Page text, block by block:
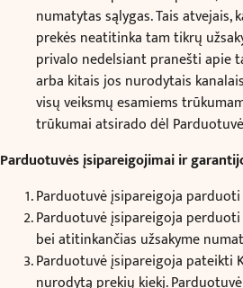
numatytas sąlygas. Tais
prekės neatitinka tam tikrų
privalo nedelsiant pranešti apie
arba kitais jos nurodytais
visų veiksmų esamiems
trūkumai atsirado dėl
Parduotuvės įsipareigojimai ir
Parduotuvė įsipareigoja parduoti
Parduotuvė įsipareigoja
bei atitinkančias užsakyme
Parduotuvė įsipareigoja pateikti
nurodytą prekių kiekį.